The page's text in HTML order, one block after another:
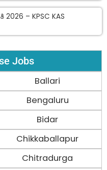
– KPSC KAS
Jobs
Ballari
Bengaluru
Bidar
Chikkaballapur
Chitradurga